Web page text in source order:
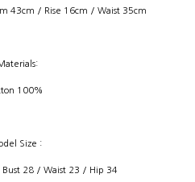
43cm / Rise 16cm / Waist 35cm
100%
Size :
Bust 28 / Waist 23 / Hip 34